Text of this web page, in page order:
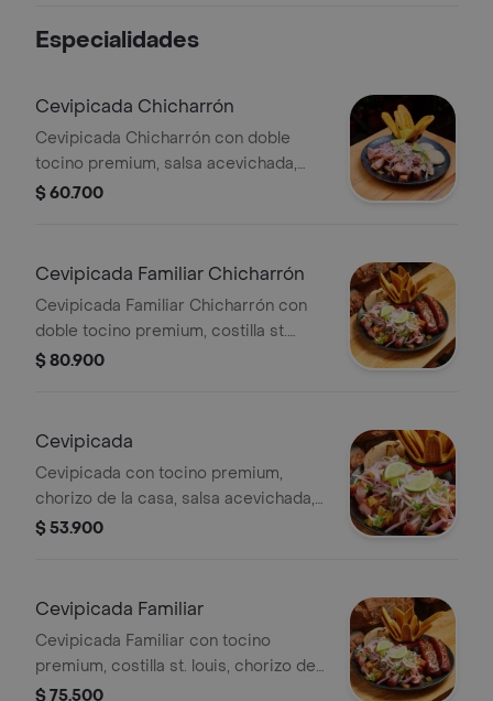
Especialidades
Cevipicada Chicharrón
Cevipicada Chicharrón con doble
tocino premium, salsa acevichada,
guacamole, chips de plátano verde,
$ 60.700
Cevipicada Familiar Chicharrón
Cevipicada Familiar Chicharrón con
doble tocino premium, costilla st.
louis, salsa acevichada, guacamole,
$ 80.900
Cevipicada
Cevipicada con tocino premium,
chorizo de la casa, salsa acevichada,
guacamole, chips de plátano verde,
$ 53.900
Cevipicada Familiar
Cevipicada Familiar con tocino
premium, costilla st. louis, chorizo de
la casa, salsa acevichada, guacamole,
$ 75.500